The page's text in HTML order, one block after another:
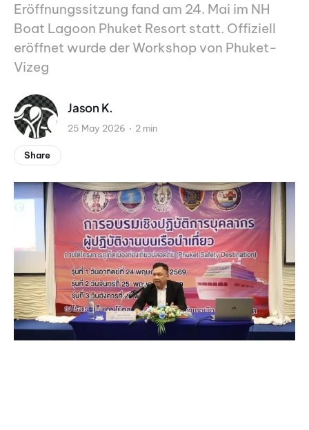
Eröffnungssitzung fand am 24. Mai im NH
Boat Lagoon Phuket Resort statt. Offiziell
eröffnet wurde der Workshop von Phuket-
Vizeg
Jason K.
25 May 2026 2 min
Share